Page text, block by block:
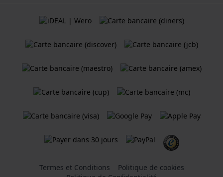
Termes et Conditions
Politique de cookies